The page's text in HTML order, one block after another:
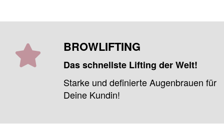
BROWLIFTING
Das schnellste Lifting der Welt!
Starke und definierte Augenbrauen für
Deine Kundin!